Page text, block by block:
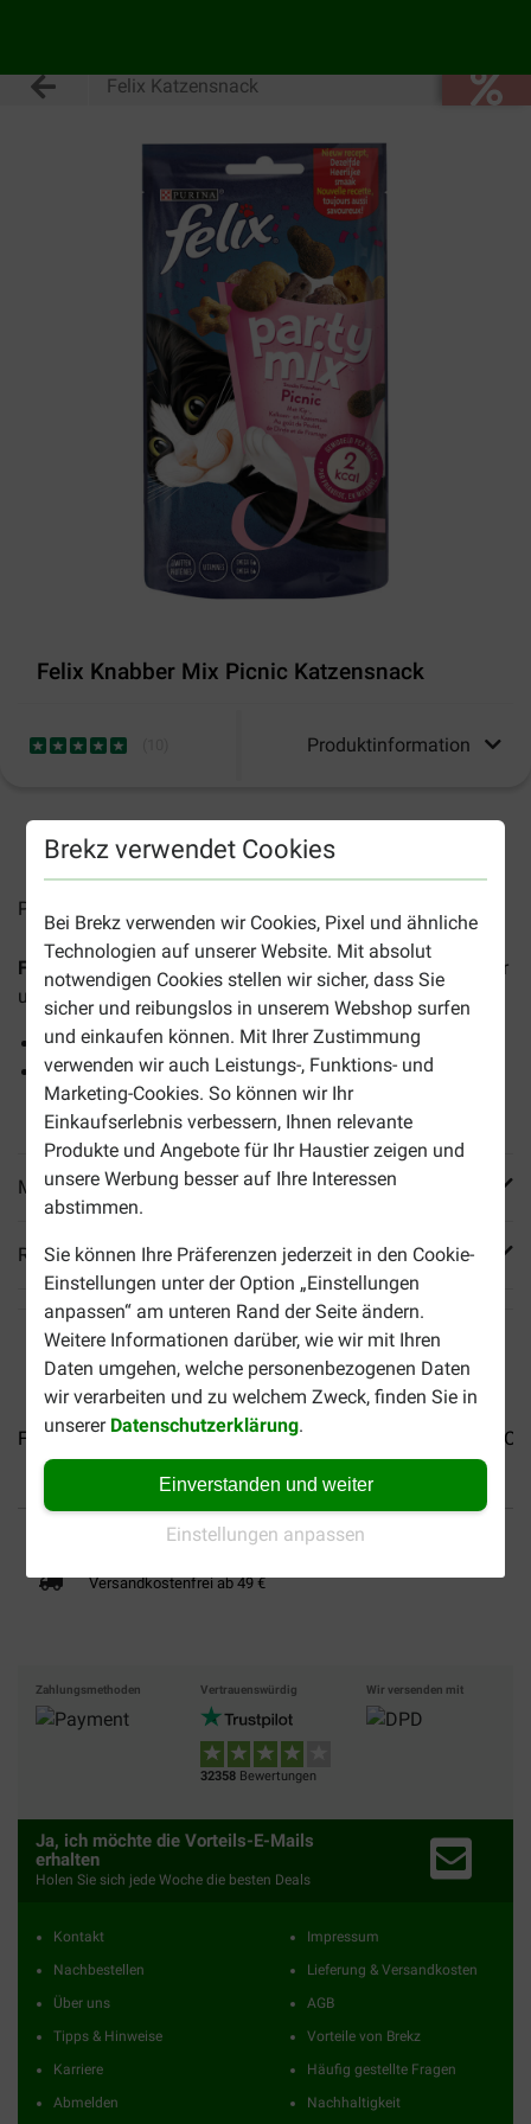
Brekz verwendet Cookies
Bei Brekz verwenden wir Cookies, Pixel und ähnliche
Technologien auf unserer Website. Mit absolut
notwendigen Cookies stellen wir sicher, dass Sie
sicher und reibungslos in unserem Webshop surfen
und einkaufen können. Mit Ihrer Zustimmung
verwenden wir auch Leistungs-, Funktions- und
Marketing-Cookies. So können wir Ihr
Einkaufserlebnis verbessern, Ihnen relevante
Produkte und Angebote für Ihr Haustier zeigen und
unsere Werbung besser auf Ihre Interessen
abstimmen.
Sie können Ihre Präferenzen jederzeit in den Cookie-
Einstellungen unter der Option „Einstellungen
anpassen“ am unteren Rand der Seite ändern.
Weitere Informationen darüber, wie wir mit Ihren
Daten umgehen, welche personenbezogenen Daten
wir verarbeiten und zu welchem Zweck, finden Sie in
unserer Datenschutzerklärung.
Einverstanden und weiter
Einstellungen anpassen
Felix Katzensnack
Felix Knabber Mix Picnic Katzensnack
Produktinformation
2-4 Arbeitstage, sofern nicht anders angegeben
Preise inkl. MwSt zzgl.
Felix Knabber Mix Picnic Katzensnack ist ein hochwertiger
und leckerer Snack für Ihre Katze.
Mit Truthan-, Huhn- und Käsegeschmack
Mit wichtigen Vitaminen, Proteinen & Omega-6
Fettsäuren
Mehr Produktinfos
Reviews
Felix Knabber Mix Original... Felix Knabber Mix... Felix
Versandkostenfrei ab 49 €
Zahlungsmethoden Vertrauenswürdig
32358 Bewertungen
Wir versenden mit
Ja, ich möchte die Vorteils-E-Mails
erhalten
Holen Sie sich jede Woche die besten Deals
Kontakt
Nachbestellen
Über uns
Tipps & Hinweise
Karriere
Abmelden
Impressum
Lieferung & Versandkosten
AGB
Vorteile von Brekz
Häufig gestellte Fragen
Nachhaltigkeit